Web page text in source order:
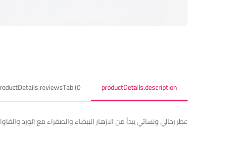
productDetails.description
(0)
عطر رجالي ونسائي يبدأ من الازهار الببضاء والصفراء مع الورد